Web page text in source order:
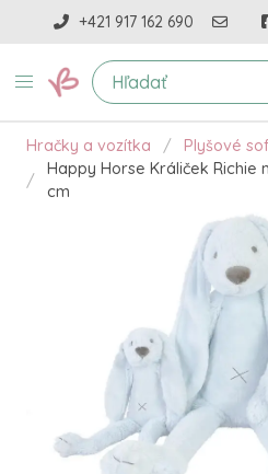
+421 917 162 690
Hračky a vozítka
Plyšové
Happy Horse Králiček Richie
cm